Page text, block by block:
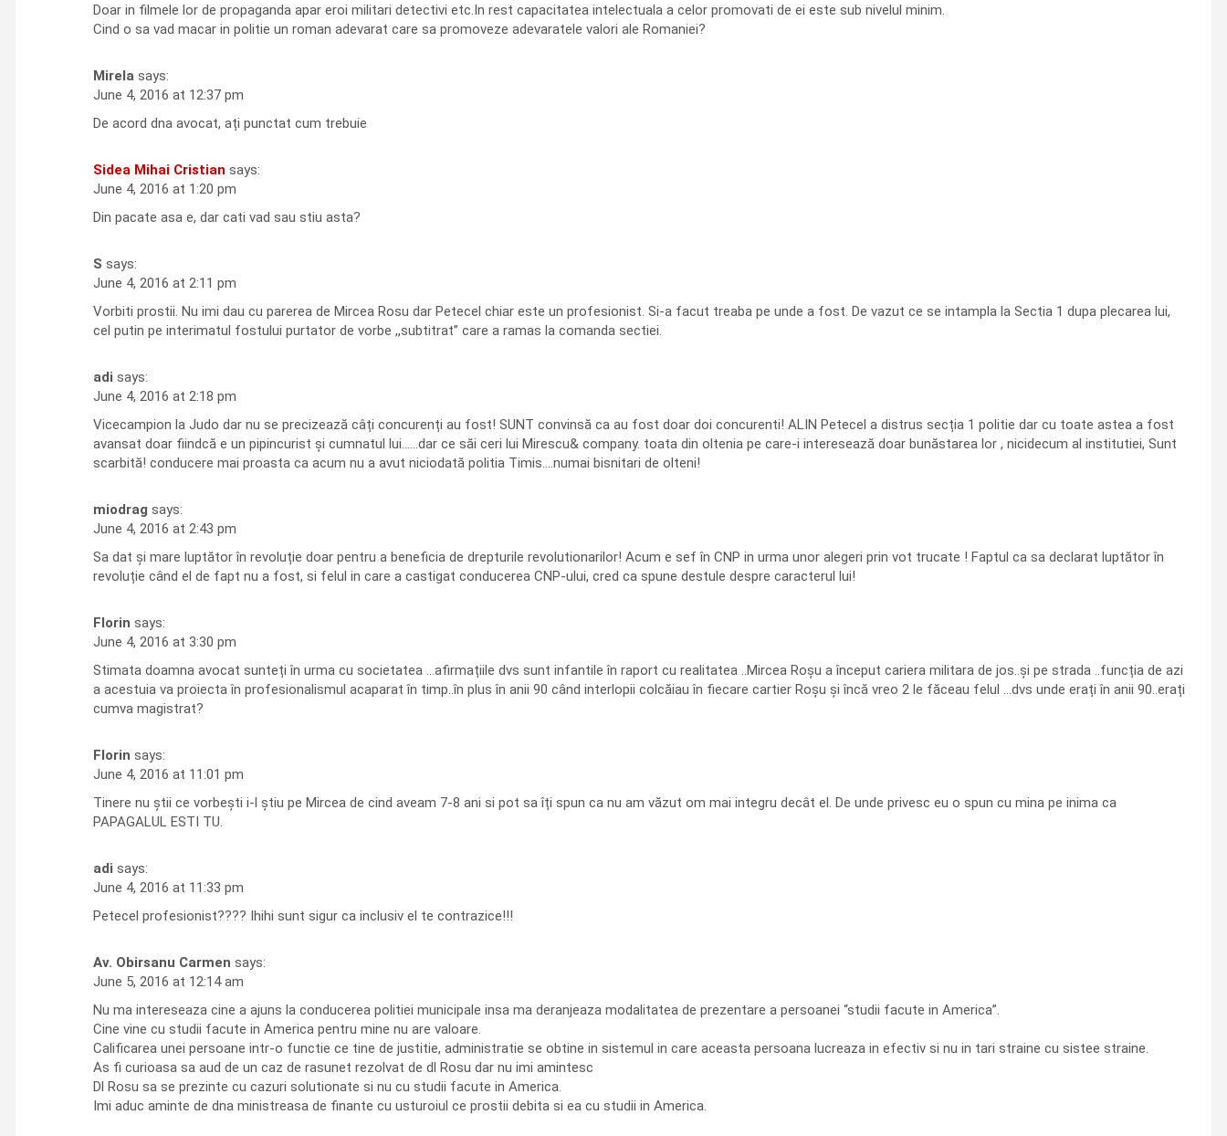
Doar in filmele lor de propaganda apar eroi militari detectivi etc.In rest capacitatea intelectuala a celor promovati de ei este sub nivelul minim.
Cind o sa vad macar in politie un roman adevarat care sa promoveze adevaratele valori ale Romaniei?
Mirela says:
June 4, 2016 at 12:37 pm
De acord dna avocat, ați punctat cum trebuie
Sidea Mihai Cristian says:
June 4, 2016 at 1:20 pm
Din pacate asa e, dar cati vad sau stiu asta?
S says:
June 4, 2016 at 2:11 pm
Vorbiti prostii. Nu imi dau cu parerea de Mircea Rosu dar Petecel chiar este un profesionist. Si-a facut treaba pe unde a fost. De vazut ce se intampla la Sectia 1 dupa plecarea lui,
cel putin pe interimatul fostului purtator de vorbe ,,subtitrat” care a ramas la comanda sectiei.
adi says:
June 4, 2016 at 2:18 pm
Vicecampion la Judo dar nu se precizează câți concurenți au fost! SUNT convinsă ca au fost doar doi concurenti! ALIN Petecel a distrus secția 1 politie dar cu toate astea a fost
avansat doar fiindcă e un pipincurist și cumnatul lui……dar ce săi ceri lui Mirescu& company. toata din oltenia pe care-i interesează doar bunăstarea lor , nicidecum al institutiei, Sunt
scarbită! conducere mai proasta ca acum nu a avut niciodată politia Timis….numai bisnitari de olteni!
miodrag says:
June 4, 2016 at 2:43 pm
Sa dat și mare luptător în revoluție doar pentru a beneficia de drepturile revolutionarilor! Acum e sef în CNP in urma unor alegeri prin vot trucate ! Faptul ca sa declarat luptător în
revoluție când el de fapt nu a fost, si felul in care a castigat conducerea CNP-ului, cred ca spune destule despre caracterul lui!
Florin says:
June 4, 2016 at 3:30 pm
Stimata doamna avocat sunteți în urma cu societatea …afirmațiile dvs sunt infantile în raport cu realitatea ..Mircea Roșu a început cariera militara de jos..și pe strada ..funcția de azi
a acestuia va proiecta în profesionalismul acaparat în timp..în plus în anii 90 când interlopii colcăiau în fiecare cartier Roșu și încă vreo 2 le făceau felul …dvs unde erați în anii 90..erați
cumva magistrat?
Florin says:
June 4, 2016 at 11:01 pm
Tinere nu știi ce vorbești i-l știu pe Mircea de cind aveam 7-8 ani si pot sa îți spun ca nu am văzut om mai integru decât el. De unde privesc eu o spun cu mina pe inima ca
PAPAGALUL ESTI TU.
adi says:
June 4, 2016 at 11:33 pm
Petecel profesionist???? Ihihi sunt sigur ca inclusiv el te contrazice!!!
Av. Obirsanu Carmen says:
June 5, 2016 at 12:14 am
Nu ma intereseaza cine a ajuns la conducerea politiei municipale insa ma deranjeaza modalitatea de prezentare a persoanei “studii facute in America”.
Cine vine cu studii facute in America pentru mine nu are valoare.
Calificarea unei persoane intr-o functie ce tine de justitie, administratie se obtine in sistemul in care aceasta persoana lucreaza in efectiv si nu in tari straine cu sistee straine.
As fi curioasa sa aud de un caz de rasunet rezolvat de dl Rosu dar nu imi amintesc
Dl Rosu sa se prezinte cu cazuri solutionate si nu cu studii facute in America.
Imi aduc aminte de dna ministreasa de finante cu usturoiul ce prostii debita si ea cu studii in America.